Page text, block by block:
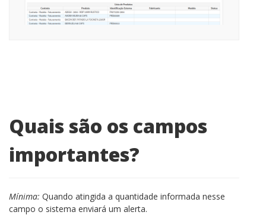
Quais são os campos
importantes?
Mínima: Quando atingida a quantidade informada nesse
campo o sistema enviará um alerta.